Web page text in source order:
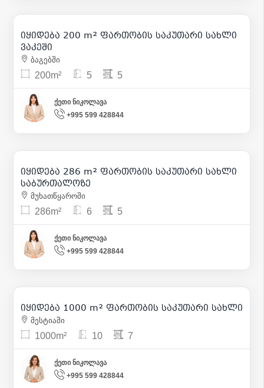
425 000 | m² 2 125
იყიდება 200 m² ფართობის საკუთარი სახლი
ვაკეში
ბაგებში
200m² 5 5
ქეთი ნიკოლავა
+995 599 428844
16
177 000 | m² 619
იყიდება 286 m² ფართობის საკუთარი სახლი
საბურთალოზე
მუხათწყაროში
286m² 6 5
ქეთი ნიკოლავა
+995 599 428844
2
180 000 | m² 180
იყიდება 1000 m² ფართობის საკუთარი სახლი
მესტიაში
1000m² 10 7
ქეთი ნიკოლავა
+995 599 428844